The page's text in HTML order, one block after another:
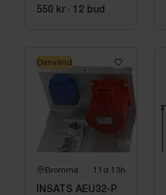
550 kr · 12 bud
Bromma 11d 13h
INSATS AEU32-P
Oanvänd